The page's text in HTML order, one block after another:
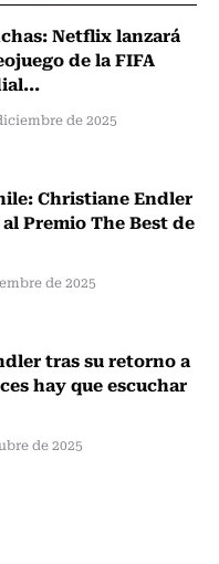
Netflix lanzará
de la FIFA
de 2025
Christiane Endler
Premio The Best de
de 2025
tras su retorno a
hay que escuchar
de 2025